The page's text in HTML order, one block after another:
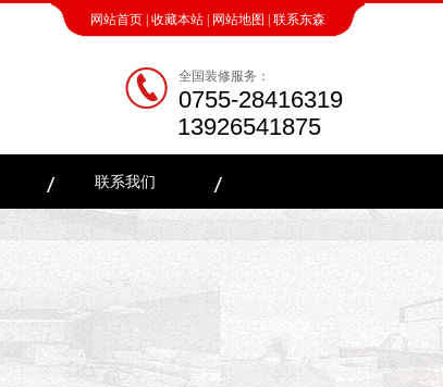
网站首页 收藏本站 网站地图 联系东森
全国装修服务：
0755-28416319
13926541875
联系我们